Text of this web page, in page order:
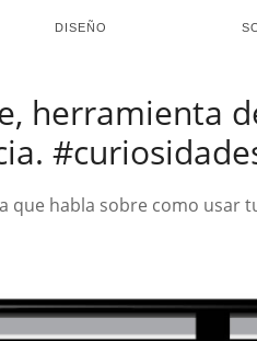
DISEÑO
herramienta
que habla sobre como usar